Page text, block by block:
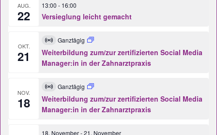
AUG.
22
13:00 - 16:00
Versieglung leicht gemacht
OKT.
21
Virtuell
Veranstaltung
Ganztägig
Weiterbildung zum/zur zertifizierten Social Media
Manager:in in der Zahnarztpraxis
NOV.
18
Virtuell
Veranstaltung
Ganztägig
Weiterbildung zum/zur zertifizierten Social Media
Manager:in in der Zahnarztpraxis
18. November-21. November